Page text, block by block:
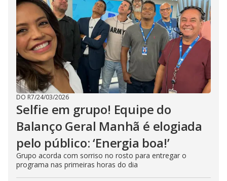
DO R7/24/03/2026
Selfie em grupo! Equipe do
Balanço Geral Manhã é elogiada
pelo público: ‘Energia boa!’
Grupo acorda com sorriso no rosto para entregar o
programa nas primeiras horas do dia